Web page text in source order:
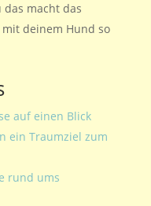
macht das
deinem Hund so
auf einen Blick
ein Traumziel zum
rund ums